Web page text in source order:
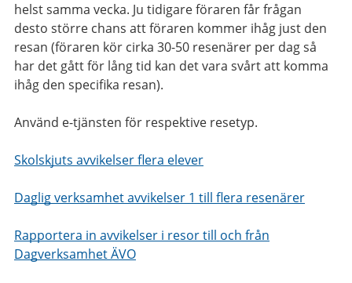
helst samma vecka. Ju tidigare föraren får frågan
desto större chans att föraren kommer ihåg just den
resan (föraren kör cirka 30-50 resenärer per dag så
har det gått för lång tid kan det vara svårt att komma
ihåg den specifika resan).
Använd e-tjänsten för respektive resetyp.
Skolskjuts avvikelser flera elever
Daglig verksamhet avvikelser 1 till flera resenärer
Rapportera in avvikelser i resor till och från
Dagverksamhet ÄVO